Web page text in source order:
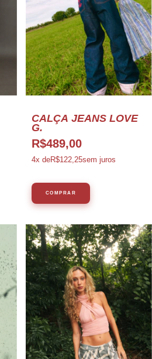
CALÇA JEANS LOVE
G.
R$489,00
4x deR$122,25sem juros
COMPRAR